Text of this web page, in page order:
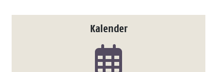
Kalender